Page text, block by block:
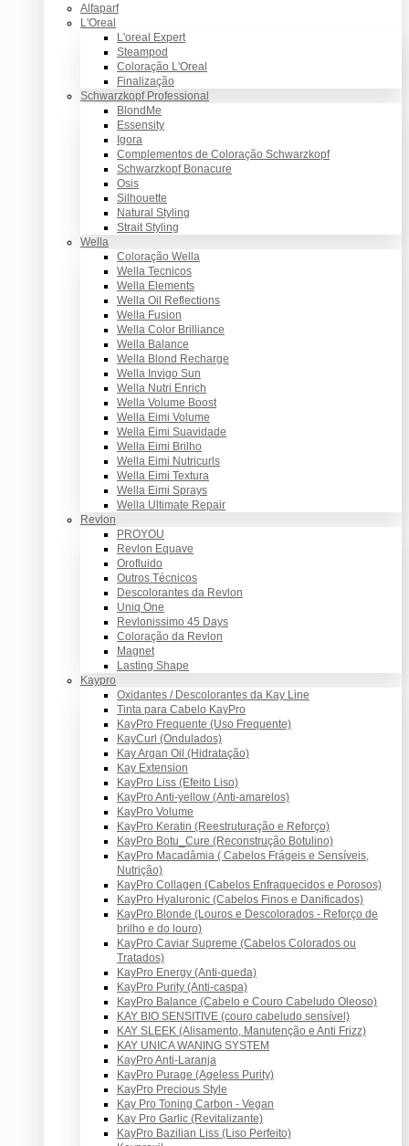
Alfaparf
L'Oreal
L'oreal Expert
Steampod
Coloração L'Oreal
Finalização
Schwarzkopf Professional
BlondMe
Essensity
Igora
Complementos de Coloração Schwarzkopf
Schwarzkopf Bonacure
Osis
Silhouette
Natural Styling
Strait Styling
Wella
Coloração Wella
Wella Tecnicos
Wella Elements
Wella Oil Reflections
Wella Fusion
Wella Color Brilliance
Wella Balance
Wella Blond Recharge
Wella Invigo Sun
Wella Nutri Enrich
Wella Volume Boost
Wella Eimi Volume
Wella Eimi Suavidade
Wella Eimi Brilho
Wella Eimi Nutricurls
Wella Eimi Textura
Wella Eimi Sprays
Wella Ultimate Repair
Revlon
PROYOU
Revlon Equave
Orofluido
Outros Técnicos
Descolorantes da Revlon
Uniq One
Revlonissimo 45 Days
Coloração da Revlon
Magnet
Lasting Shape
Kaypro
Oxidantes / Descolorantes da Kay Line
Tinta para Cabelo KayPro
KayPro Frequente (Uso Frequente)
KayCurl (Ondulados)
Kay Argan Oil (Hidratação)
Kay Extension
KayPro Liss (Efeito Liso)
KayPro Anti-yellow (Anti-amarelos)
KayPro Volume
KayPro Keratin (Reestruturação e Reforço)
KayPro Botu_Cure (Reconstrução Botulino)
KayPro Macadâmia ( Cabelos Frágeis e Sensíveis,
Nutrição)
KayPro Collagen (Cabelos Enfraquecidos e Porosos)
KayPro Hyaluronic (Cabelos Finos e Danificados)
KayPro Blonde (Louros e Descolorados - Reforço de
brilho e do louro)
KayPro Caviar Supreme (Cabelos Colorados ou
Tratados)
KayPro Energy (Anti-queda)
KayPro Purity (Anti-caspa)
KayPro Balance (Cabelo e Couro Cabeludo Oleoso)
KAY BIO SENSITIVE (couro cabeludo sensível)
KAY SLEEK (Alisamento, Manutenção e Anti Frizz)
KAY UNICA WANING SYSTEM
KayPro Anti-Laranja
KayPro Purage (Ageless Purity)
KayPro Precious Style
Kay Pro Toning Carbon - Vegan
Kay Pro Garlic (Revitalizante)
KayPro Bazilian Liss (Liso Perfeito)